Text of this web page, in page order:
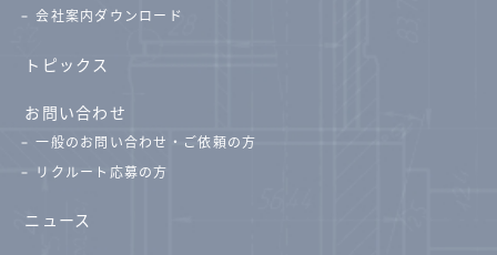
会社案内ダウンロード
トピックス
お問い合わせ
一般のお問い合わせ・ご依頼の方
リクルート応募の方
ニュース